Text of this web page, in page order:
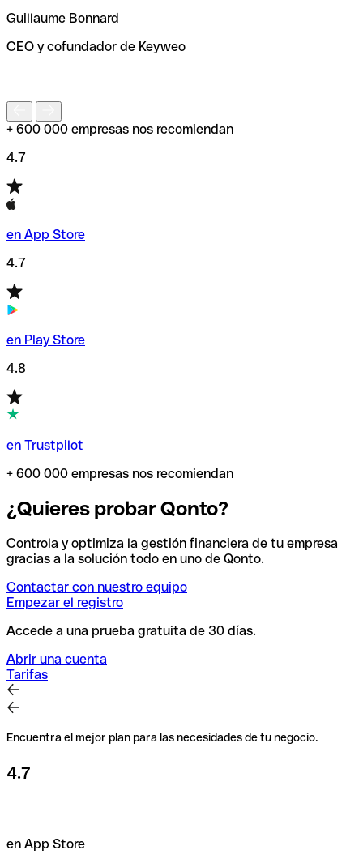
de enviar tu transferencia.
Guillaume Bonnard
CEO y cofundador de Keyweo
+ 600 000 empresas nos recomiendan
4.7
en App Store
4.7
en Play Store
4.8
en Trustpilot
+ 600 000 empresas nos recomiendan
¿Quieres probar Qonto?
Controla y optimiza la gestión financiera de tu empresa
gracias a la solución todo en uno de Qonto.
Contactar con nuestro equipo
Empezar el registro
Accede a una prueba gratuita de 30 días.
Abrir una cuenta
Tarifas
Encuentra el mejor plan para las necesidades de tu negocio.
4.7
en App Store